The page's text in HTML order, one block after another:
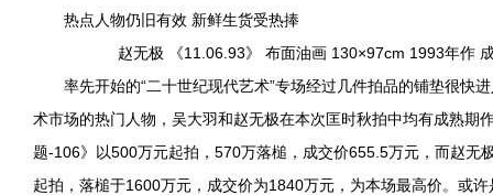
热点人物仍旧有效 新鲜生货受热捧
赵无极 《11.06.93》 布面油画 130×97cm 1993年作
率先开始的“二十世纪现代艺术”专场经过几件拍品的铺垫很快
术市场的热门人物，吴大羽和赵无极在本次匡时秋拍中均有成熟期
题-106》以500万元起拍，570万落槌，成交价655.5万元，而赵无
起拍，落槌于1600万元，成交价为1840万元，为本场最高价。或